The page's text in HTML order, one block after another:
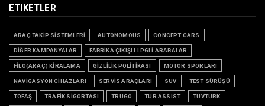
ETIKETLER
ARAÇ TAKİP SİSTEMLERİ AUTONOMOUS CONCEPT CARS
DİĞER KAMPANYALAR FABRİKA ÇIKIŞLI LPGLİ ARABALAR
FİLO(ARAÇ) KİRALAMA GİZLİLİK POLİTİKASI MOTOR SPORLARI
NAVİGASYON CİHAZLARI SERVİS ARAÇLARI SUV TEST SÜRÜŞÜ
TOFAŞ TRAFİK SİGORTASI TRUGO TUR ASSIST TÜVTURK